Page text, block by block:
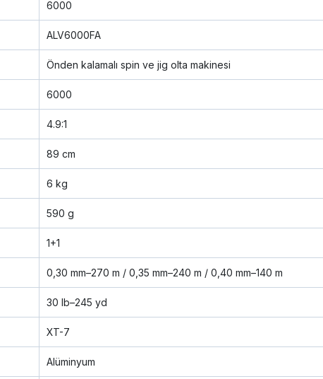
6000
ALV6000FA
Önden kalamalı spin ve jig olta makinesi
6000
4.9:1
89 cm
6 kg
590 g
1+1
0,30 mm–270 m / 0,35 mm–240 m / 0,40 mm–140 m
30 lb–245 yd
XT-7
Alüminyum